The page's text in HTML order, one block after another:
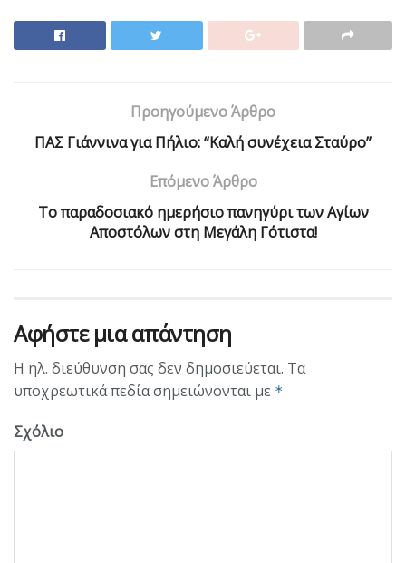
Προηγούμενο Άρθρο
ΠΑΣ Γιάννινα για Πήλιο: “Καλή συνέχεια Σταύρο”
Επόμενο Άρθρο
Το παραδοσιακό ημερήσιο πανηγύρι των Αγίων
Αποστόλων στη Μεγάλη Γότιστα!
Αφήστε μια απάντηση
Η ηλ. διεύθυνση σας δεν δημοσιεύεται. Τα
υποχρεωτικά πεδία σημειώνονται με *
Σχόλιο